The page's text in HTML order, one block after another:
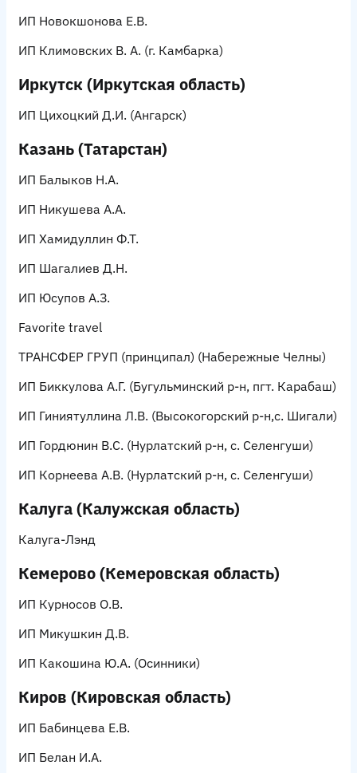
ИП Новокшонова Е.В.
ИП Климовских В. А. (г. Камбарка)
Иркутск (Иркутская область)
ИП Цихоцкий Д.И. (Ангарск)
Казань (Татарстан)
ИП Балыков Н.А.
ИП Никушева А.А.
ИП Хамидуллин Ф.Т.
ИП Шагалиев Д.Н.
ИП Юсупов А.З.
Favorite travel
ТРАНСФЕР ГРУП (принципал) (Набережные Челны)
ИП Биккулова А.Г. (Бугульминский р-н, пгт. Карабаш)
ИП Гиниятуллина Л.В. (Высокогорский р-н,с. Шигали)
ИП Гордюнин В.С. (Нурлатский р-н, с. Селенгуши)
ИП Корнеева А.В. (Нурлатский р-н, с. Селенгуши)
Калуга (Калужская область)
Калуга-Лэнд
Кемерово (Кемеровская область)
ИП Курносов О.В.
ИП Микушкин Д.В.
ИП Какошина Ю.А. (Осинники)
Киров (Кировская область)
ИП Бабинцева Е.В.
ИП Белан И.А.